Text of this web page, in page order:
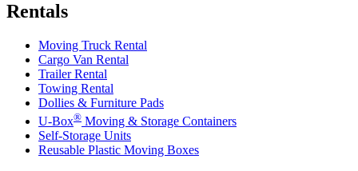
Rentals
Moving Truck Rental
Cargo Van Rental
Trailer Rental
Towing Rental
Dollies & Furniture Pads
U-Box® Moving & Storage Containers
Self-Storage Units
Reusable Plastic Moving Boxes